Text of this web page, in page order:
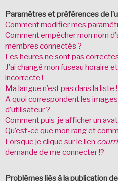
Paramètres et préférences de
Comment modifier mes
Comment empêcher mon nom
membres connectés ?
Les heures ne sont pas
J’ai changé mon fuseau horaire
incorrecte !
Ma langue n’est pas dans la liste !
A quoi correspondent les
d’utilisateur ?
Comment puis-je afficher un
Qu’est-ce que mon rang et
Lorsque je clique sur le lien
demande de me connecter !?
Problèmes liés à la publication